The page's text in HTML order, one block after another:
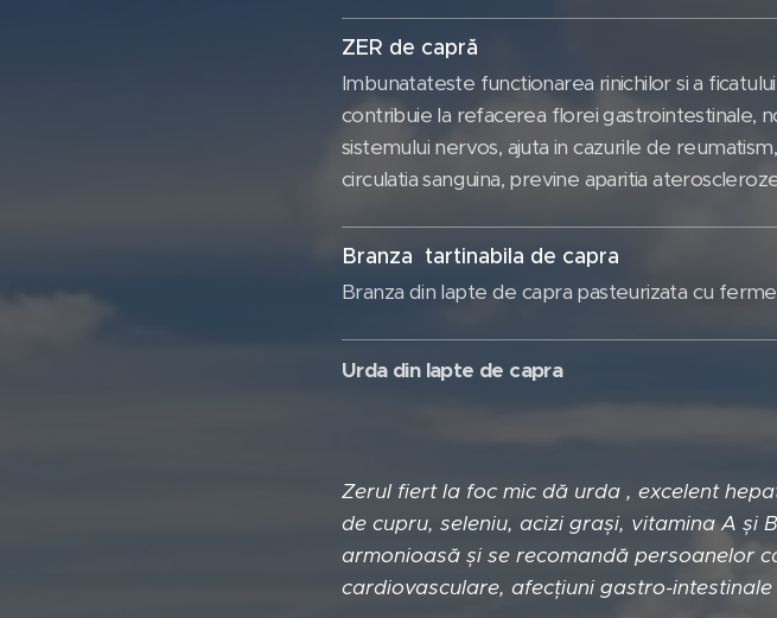
ZER de
Imbunatateste functionarea rinichilor si a
contribuie la refacerea florei gastrointestinale,
sistemului nervos, ajuta in cazurile de
circulatia sanguina, previne aparitia
Branza tartinabila de capra
Branza din lapte de capra pasteurizata cu
Urda din lapte de capra
Zerul fiert la foc mic dă urda , excelent
de cupru, seleniu, acizi grași, vitamina A și
armonioasă și se recomandă persoanelor
cardiovasculare, afecțiuni gastro-intestinale